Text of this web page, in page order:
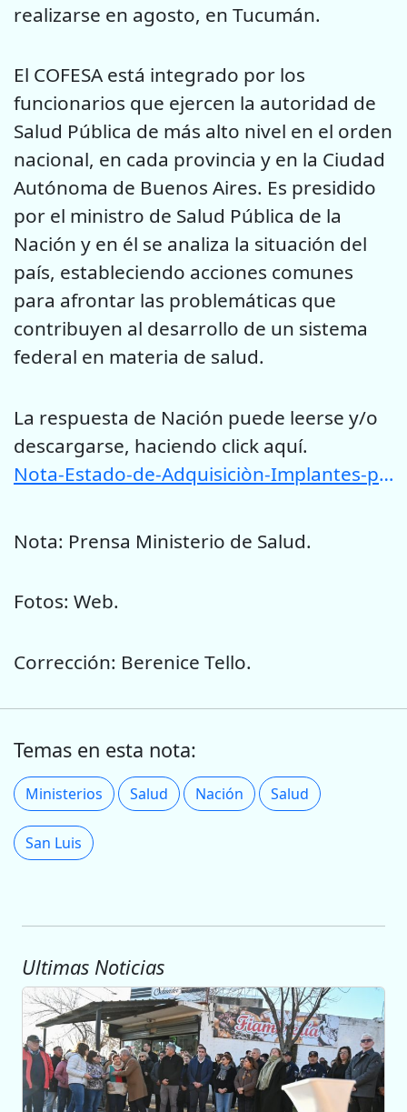
realizarse en agosto, en Tucumán.
El COFESA está integrado por los
funcionarios que ejercen la autoridad de
Salud Pública de más alto nivel en el orden
nacional, en cada provincia y en la Ciudad
Autónoma de Buenos Aires. Es presidido
por el ministro de Salud Pública de la
Nación y en él se analiza la situación del
país, estableciendo acciones comunes
para afrontar las problemáticas que
contribuyen al desarrollo de un sistema
federal en materia de salud.
La respuesta de Nación puede leerse y/o
descargarse, haciendo click aquí.
Nota-Estado-de-Adquisiciòn-Implantes-para-San-Luis.pdf
Nota: Prensa Ministerio de Salud.
Fotos: Web.
Corrección: Berenice Tello.
Temas en esta nota:
Ministerios Salud Nación Salud
San Luis
Ultimas Noticias